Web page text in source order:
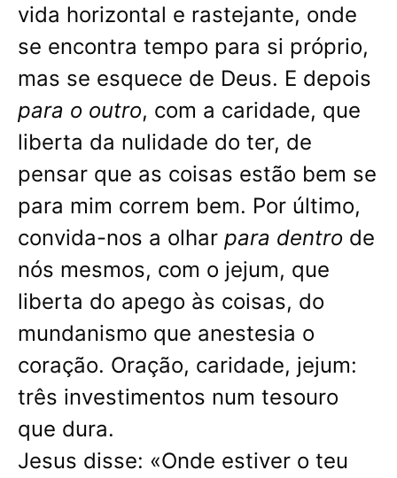
vida horizontal e rastejante, onde
se encontra tempo para si próprio,
mas se esquece de Deus. E depois
para o outro, com a caridade, que
liberta da nulidade do ter, de
pensar que as coisas estão bem se
para mim correm bem. Por último,
convida-nos a olhar para dentro de
nós mesmos, com o jejum, que
liberta do apego às coisas, do
mundanismo que anestesia o
coração. Oração, caridade, jejum:
três investimentos num tesouro
que dura.
Jesus disse: «Onde estiver o teu